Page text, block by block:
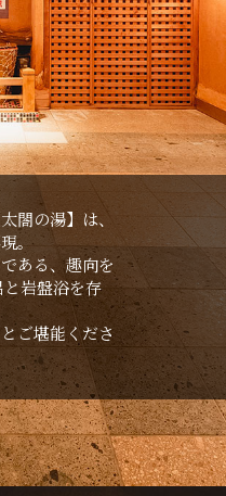
閤の湯】は、
。
ある、趣向を
岩盤浴を存
ご堪能くださ